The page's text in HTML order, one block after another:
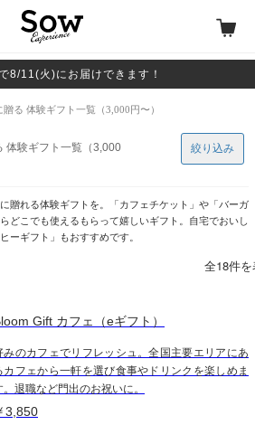
8/11(火)にお届けできます！
る 体験ギフト一覧（3,000円〜）
体験ギフト一覧（3,000
贈れる体験ギフトを。「カフェチケット」や「バーガ
どこでも使えるもらって嬉しいギフト。自宅でおいし
ーギフト」もおすすめです。
絞り込み
全18件
Gift カフェ（eギフト）
みのカフェでリフレッシュ。全国主要エリアにあ
カフェから一軒を選び食事やドリンクを楽しめま
。退職など門出のお祝いに。
3,850